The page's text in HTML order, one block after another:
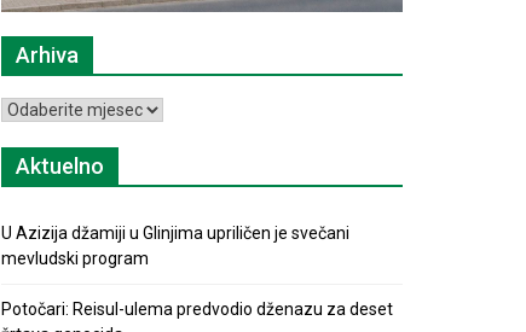
Arhiva
Arhiva
Aktuelno
U Azizija džamiji u Glinjima upriličen je svečani
mevludski program
Potočari: Reisul-ulema predvodio dženazu za deset